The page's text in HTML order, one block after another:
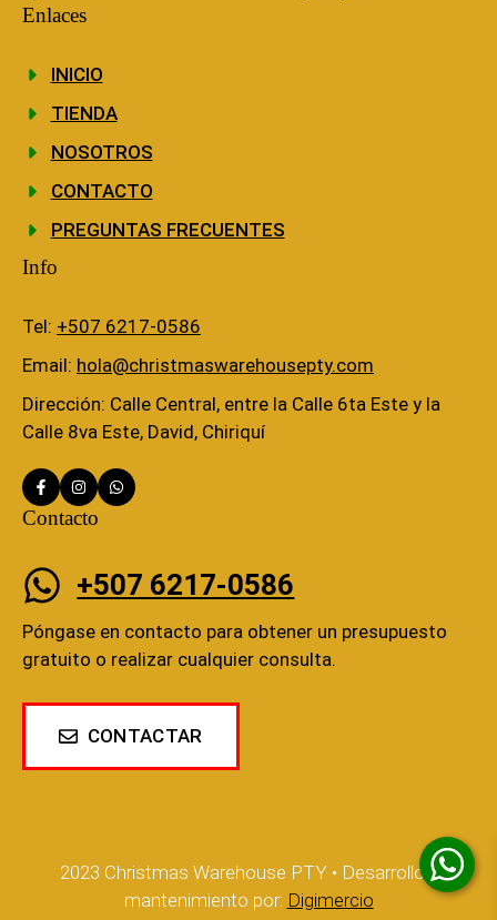
Enlaces
INICIO
TIENDA
NOSOTROS
CONTACTO
PREGUNTAS FRECUENTES
Info
Tel: +507 6217-0586
Email: hola@christmaswarehousepty.com
Dirección: Calle Central, entre la Calle 6ta Este y la
Calle 8va Este, David, Chiriquí
Contacto
+507 6217-0586
Póngase en contacto para obtener un presupuesto
gratuito o realizar cualquier consulta.
CONTACTAR
2023 Christmas Warehouse PTY • Desarrollo y
mantenimiento por: Digimercio